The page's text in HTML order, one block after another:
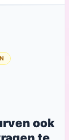
ook